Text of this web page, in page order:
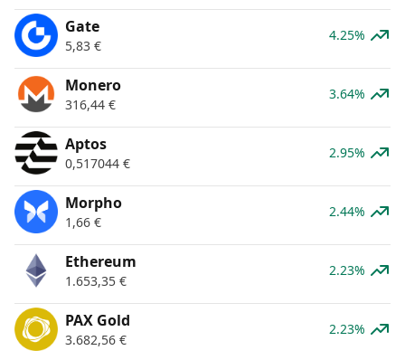
Gate
5,83 €
4.25%
Monero
316,44 €
3.64%
Aptos
0,517044 €
2.95%
Morpho
1,66 €
2.44%
Ethereum
1.653,35 €
2.23%
PAX Gold
3.682,56 €
2.23%